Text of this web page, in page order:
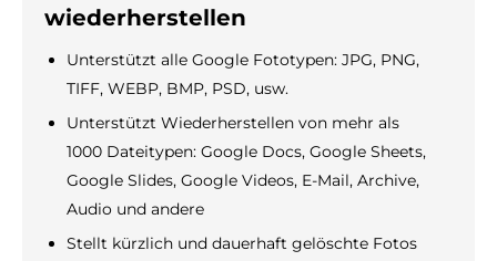
wiederherstellen
Unterstützt alle Google Fototypen: JPG, PNG,
TIFF, WEBP, BMP, PSD, usw.
Unterstützt Wiederherstellen von mehr als
1000 Dateitypen: Google Docs, Google Sheets,
Google Slides, Google Videos, E-Mail, Archive,
Audio und andere
Stellt kürzlich und dauerhaft gelöschte Fotos